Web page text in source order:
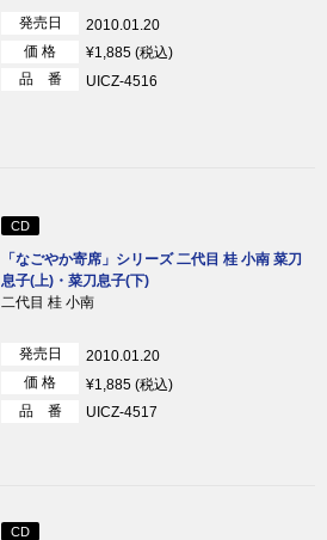
発売日
2010.01.20
価 格
¥1,885 (税込)
品 番
UICZ-4516
CD
「なごやか寄席」シリーズ 二代目 桂 小南 菜刀
息子(上)・菜刀息子(下)
二代目 桂 小南
発売日
2010.01.20
価 格
¥1,885 (税込)
品 番
UICZ-4517
CD